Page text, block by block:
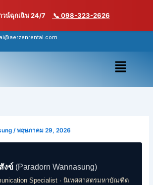
วน์ฉุกเฉิน 24/7 📞 098-323-2626
เมนู
/พฤษภาคม 29, 2026
งข์ (Paradorn Wannasung)
Specialist · นิเทศศาสตรมหาบัณฑิต